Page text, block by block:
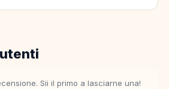
utenti
Sii il primo a lasciarne una!